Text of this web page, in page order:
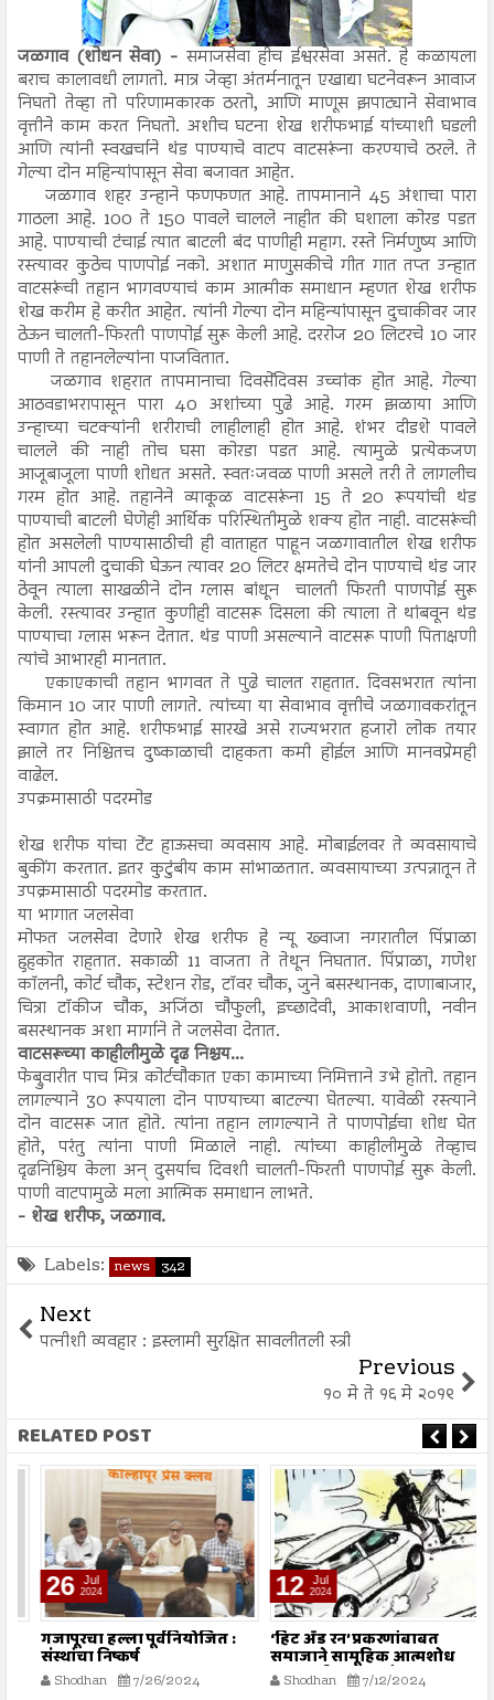
जळगाव (शोधन सेवा) - समाजसेवा हीच ईश्वरसेवा असते. हे कळायला
बराच कालावधी लागतो. मात्र जेव्हा अंतर्मनातून एखाद्या घटनेवरून आवाज
निघतो तेव्हा तो परिणामकारक ठरतो, आणि माणूस झपाट्याने सेवाभाव
वृत्तीने काम करत निघतो. अशीच घटना शेख शरीफभाई यांच्याशी घडली
आणि त्यांनी स्वखर्चाने थंड पाण्याचे वाटप वाटसरूंना करण्याचे ठरले. ते
गेल्या दोन महिन्यांपासून सेवा बजावत आहेत.
जळगाव शहर उन्हाने फणफणत आहे. तापमानाने 45 अंशाचा पारा
गाठला आहे. 100 ते 150 पावले चालले नाहीत की घशाला कोरड पडत
आहे. पाण्याची टंचाई त्यात बाटली बंद पाणीही महाग. रस्ते निर्मणुष्य आणि
रस्त्यावर कुठेच पाणपोई नको. अशात माणुसकीचे गीत गात तप्त उन्हात
वाटसरूंची तहान भागवण्याचं काम आत्मीक समाधान म्हणत शेख शरीफ
शेख करीम हे करीत आहेत. त्यांनी गेल्या दोन महिन्यांपासून दुचाकीवर जार
ठेऊन चालती-फिरती पाणपोई सुरू केली आहे. दररोज 20 लिटरचे 10 जार
पाणी ते तहानलेल्यांना पाजवितात.
जळगाव शहरात तापमानाचा दिवसेंदिवस उच्चांक होत आहे. गेल्या
आठवडाभरापासून पारा 40 अशांच्या पुढे आहे. गरम झळाया आणि
उन्हाच्या चटक्यांनी शरीराची लाहीलाही होत आहे. शंभर दीडशे पावले
चालले की नाही तोच घसा कोरडा पडत आहे. त्यामुळे प्रत्येकजण
आजूबाजूला पाणी शोधत असते. स्वतःजवळ पाणी असले तरी ते लागलीच
गरम होत आहे. तहानेने व्याकूळ वाटसरूंना 15 ते 20 रूपयांची थंड
पाण्याची बाटली घेणेही आर्थिक परिस्थितीमुळे शक्य होत नाही. वाटसरूंची
होत असलेली पाण्यासाठीची ही वाताहत पाहून जळगावातील शेख शरीफ
यांनी आपली दुचाकी घेऊन त्यावर 20 लिटर क्षमतेचे दोन पाण्याचे थंड जार
ठेवून त्याला साखळीने दोन ग्लास बांधून चालती फिरती पाणपोई सुरू
केली. रस्त्यावर उन्हात कुणीही वाटसरू दिसला की त्याला ते थांबवून थंड
पाण्याचा ग्लास भरून देतात. थंड पाणी असल्याने वाटसरू पाणी पिताक्षणी
त्यांचे आभारही मानतात.
एकाएकाची तहान भागवत ते पुढे चालत राहतात. दिवसभरात त्यांना
किमान 10 जार पाणी लागते. त्यांच्या या सेवाभाव वृत्तीचे जळगावकरांतून
स्वागत होत आहे. शरीफभाई सारखे असे राज्यभरात हजारो लोक तयार
झाले तर निश्चितच दुष्काळाची दाहकता कमी होईल आणि मानवप्रेमही
वाढेल.
उपक्रमासाठी पदरमोड
शेख शरीफ यांचा टेंट हाऊसचा व्यवसाय आहे. मोबाईलवर ते व्यवसायाचे
बुकींग करतात. इतर कुटुंबीय काम सांभाळतात. व्यवसायाच्या उत्पन्नातून ते
उपक्रमासाठी पदरमोड करतात.
या भागात जलसेवा
मोफत जलसेवा देणारे शेख शरीफ हे न्यू ख्वाजा नगरातील पिंप्राळा
हुहकोत राहतात. सकाळी 11 वाजता ते तेथून निघतात. पिंप्राळा, गणेश
कॉलनी, कोर्ट चौक, स्टेशन रोड, टॉवर चौक, जुने बसस्थानक, दाणाबाजार,
चित्रा टॉकीज चौक, अजिंठा चौफुली, इच्छादेवी, आकाशवाणी, नवीन
बसस्थानक अशा मार्गाने ते जलसेवा देतात.
वाटसरूच्या काहीलीमुळे दृढ निश्चय...
फेब्रुवारीत पाच मित्र कोर्टचौकात एका कामाच्या निमित्ताने उभे होतो. तहान
लागल्याने 30 रूपयाला दोन पाण्याच्या बाटल्या घेतल्या. यावेळी रस्त्याने
दोन वाटसरू जात होते. त्यांना तहान लागल्याने ते पाणपोईचा शोध घेत
होते, परंतु त्यांना पाणी मिळाले नाही. त्यांच्या काहीलीमुळे तेव्हाच
दृढनिश्चिय केला अन् दुसर्याच दिवशी चालती-फिरती पाणपोई सुरू केली.
पाणी वाटपामुळे मला आत्मिक समाधान लाभते.
- शेख शरीफ, जळगाव.
Labels: news 342
Next
पत्नीशी व्यवहार : इस्लामी सुरक्षित सावलीतली स्त्री
Previous
१० मे ते १६ मे २०१९
RELATED POST
26 Jul
2024
गजापूरचा हल्ला पूर्वनियोजित :
संस्थांचा निष्कर्ष
Shodhan 7/26/2024
12 Jul
2024
‘हिट अँड रन’ प्रकरणांबाबत
समाजाने सामूहिक आत्मशोध
करण्याची गरज - मौलाना
इलियास खान फलाही
Shodhan 7/12/2024